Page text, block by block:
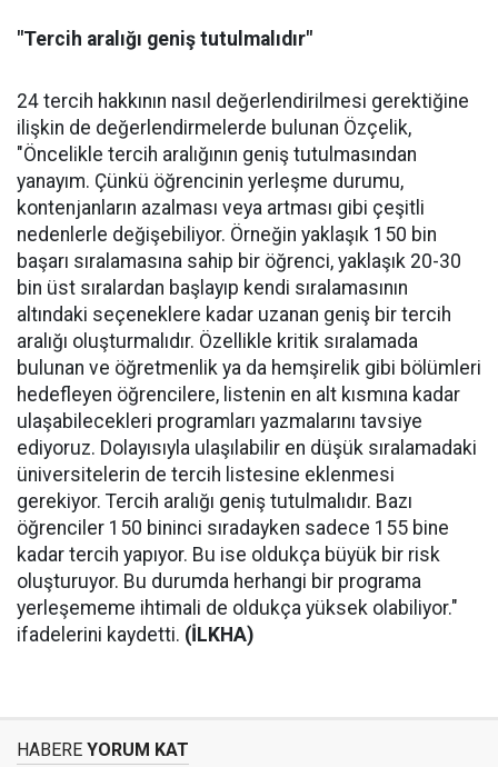
"Tercih aralığı geniş tutulmalıdır"
24 tercih hakkının nasıl değerlendirilmesi gerektiğine
ilişkin de değerlendirmelerde bulunan Özçelik,
"Öncelikle tercih aralığının geniş tutulmasından
yanayım. Çünkü öğrencinin yerleşme durumu,
kontenjanların azalması veya artması gibi çeşitli
nedenlerle değişebiliyor. Örneğin yaklaşık 150 bin
başarı sıralamasına sahip bir öğrenci, yaklaşık 20-30
bin üst sıralardan başlayıp kendi sıralamasının
altındaki seçeneklere kadar uzanan geniş bir tercih
aralığı oluşturmalıdır. Özellikle kritik sıralamada
bulunan ve öğretmenlik ya da hemşirelik gibi bölümleri
hedefleyen öğrencilere, listenin en alt kısmına kadar
ulaşabilecekleri programları yazmalarını tavsiye
ediyoruz. Dolayısıyla ulaşılabilir en düşük sıralamadaki
üniversitelerin de tercih listesine eklenmesi
gerekiyor. Tercih aralığı geniş tutulmalıdır. Bazı
öğrenciler 150 bininci sıradayken sadece 155 bine
kadar tercih yapıyor. Bu ise oldukça büyük bir risk
oluşturuyor. Bu durumda herhangi bir programa
yerleşememe ihtimali de oldukça yüksek olabiliyor."
ifadelerini kaydetti. (İLKHA)
HABERE YORUM KAT